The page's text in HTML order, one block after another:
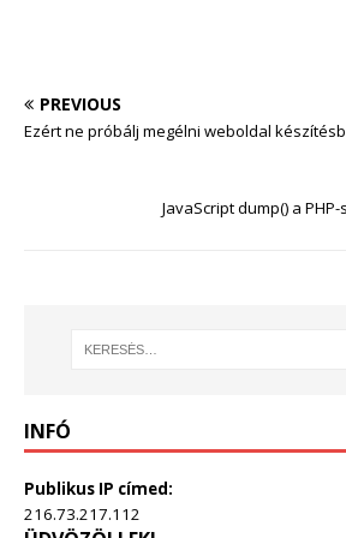
PREVIOUS
Ezért ne próbálj megélni weboldal
JavaScript dump() a
INFÓ
Publikus IP címed:
216.73.217.112